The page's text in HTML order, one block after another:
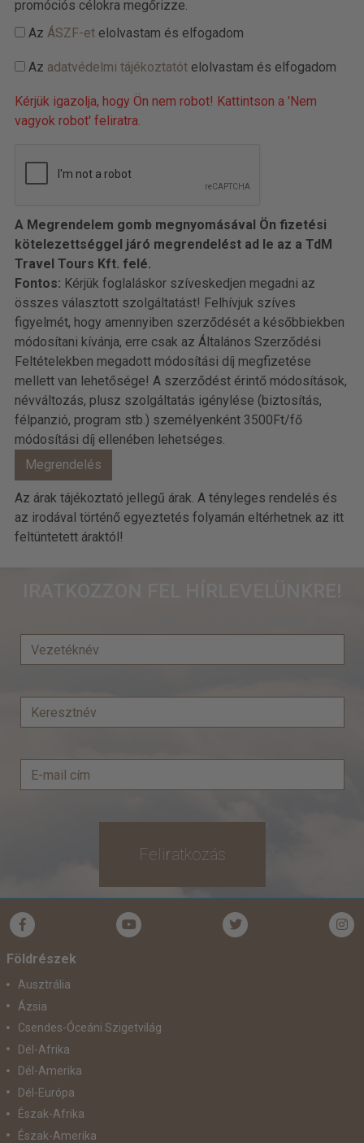
promóciós célokra megőrizze.
Az ÁSZF-etelolvastam és elfogadom
Az adatvédelmi tájékoztatótelolvastam és elfogadom
Kérjük igazolja, hogy Ön nem robot! Kattintson a 'Nem
vagyok robot' feliratra.
A Megrendelem gomb megnyomásával Ön fizetési
kötelezettséggel járó megrendelést ad le az a TdM
Travel Tours Kft. felé.
Fontos: Kérjük foglaláskor szíveskedjen megadni az
összes választott szolgáltatást! Felhívjuk szíves
figyelmét, hogy amennyiben szerződését a későbbiekben
módosítani kívánja, erre csak az Általános Szerződési
Feltételekben megadott módosítási díj megfizetése
mellett van lehetősége! A szerződést érintő módosítások,
névváltozás, plusz szolgáltatás igénylése (biztosítás,
félpanzió, program stb.) személyenként 3500Ft/fő
módosítási díj ellenében lehetséges.
Az árak tájékoztató jellegű árak. A tényleges rendelés és
az irodával történő egyeztetés folyamán eltérhetnek az itt
feltüntetett áraktól!
Feliratkozás
Földrészek
Ausztrália
Ázsia
Csendes-Óceáni Szigetvilág
Dél-Afrika
Dél-Amerika
Dél-Európa
Észak-Afrika
Észak-Amerika